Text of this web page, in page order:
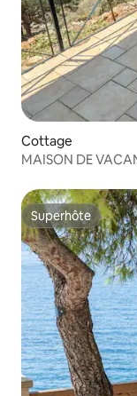
Cottage
MAISON DE
Superhôte
Superhôte